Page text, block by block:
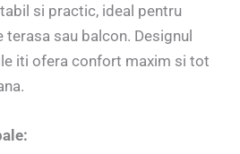
si practic, ideal pentru
terasa sau balcon. Designul
iti ofera confort maxim si tot